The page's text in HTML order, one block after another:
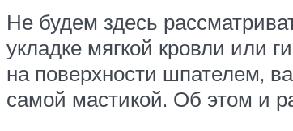
Не будем здесь
укладке мягкой кровли или
на поверхности шпателем,
самой мастикой. Об этом и